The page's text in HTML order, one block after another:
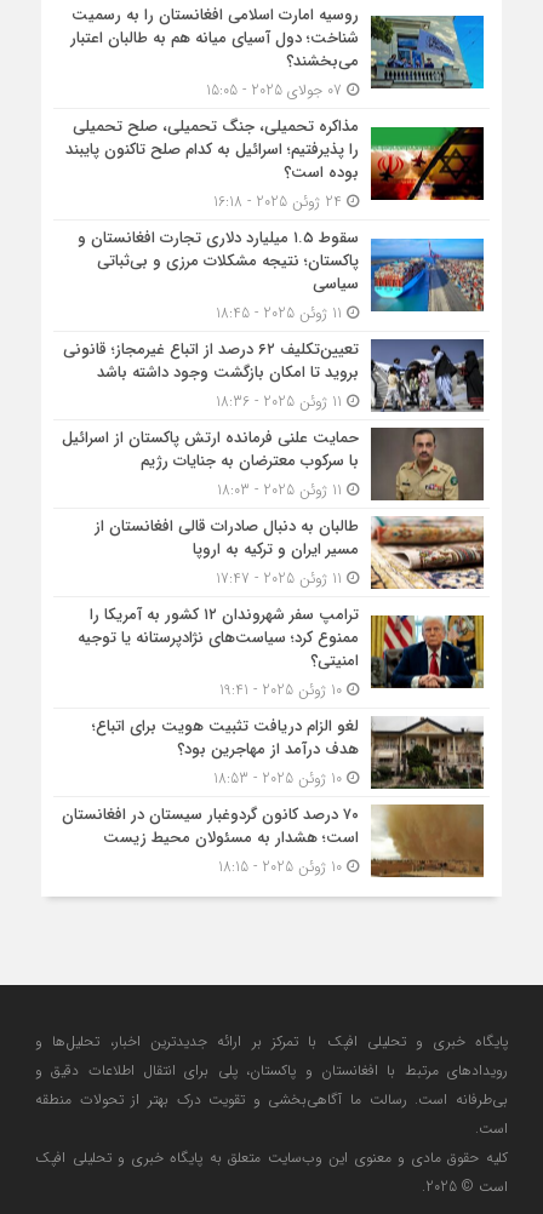
روسیه امارت اسلامی افغانستان را به رسمیت
شناخت؛ دول آسیای میانه هم به طالبان اعتبار
می‎‌بخشند؟
مذاکره تحمیلی، جنگ تحمیلی، صلح تحمیلی
را پذیرفتیم؛ اسرائیل به کدام صلح تاکنون پایبند
بوده است؟
سقوط ۱.۵ میلیارد دلاری تجارت افغانستان و
پاکستان؛ نتیجه مشکلات مرزی و بی‌ثباتی
سیاسی
تعیین‌تکلیف ۶۲ درصد از اتباع غیرمجاز؛ قانونی
بروید تا امکان بازگشت وجود داشته باشد
حمایت علنی فرمانده ارتش پاکستان از اسرائیل
با سرکوب معترضان به جنایات رژیم
طالبان به دنبال صادرات قالی افغانستان از
مسیر ایران و ترکیه به اروپا
ترامپ سفر شهروندان ۱۲ کشور به آمریکا را
ممنوع کرد؛ سیاست‌های نژادپرستانه یا توجیه
امنیتی؟
10 ژوئن 2025 - 19:41
لغو الزام دریافت تثبیت هویت برای اتباع؛
هدف درآمد از مهاجرین بود؟
10 ژوئن 2025 - 18:53
۷۰ درصد کانون گردوغبار سیستان در افغانستان
است؛ هشدار به مسئولان محیط زیست
10 ژوئن 2025 - 18:15
پایگاه خبری و تحلیلی افپک با تمرکز بر ارائه جدیدترین اخبار، تحلیل‌ها و
رویدادهای مرتبط با افغانستان و پاکستان، پلی برای انتقال اطلاعات دقیق و
بی‌طرفانه است. رسالت ما آگاهی‌بخشی و تقویت درک بهتر از تحولات منطقه
است.
کلیه حقوق مادی و معنوی این وب‌سایت متعلق به پایگاه خبری و تحلیلی افپک
است © 2025.